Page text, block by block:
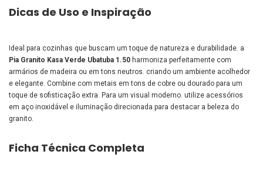
Dicas de Uso e Inspiração
Ideal para cozinhas que buscam um toque de natureza e durabilidade. a
Pia Granito Kasa Verde Ubatuba 1.50 harmoniza perfeitamente com
armários de madeira ou em tons neutros. criando um ambiente acolhedor
e elegante. Combine com metais em tons de cobre ou dourado para um
toque de sofisticação extra. Para um visual moderno. utilize acessórios
em aço inoxidável e iluminação direcionada para destacar a beleza do
granito.
Ficha Técnica Completa